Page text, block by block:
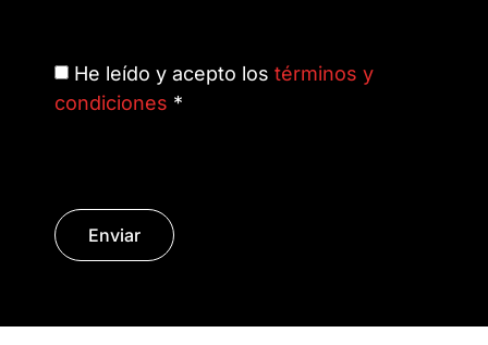
He leído y acepto los términos y
condiciones *
Enviar